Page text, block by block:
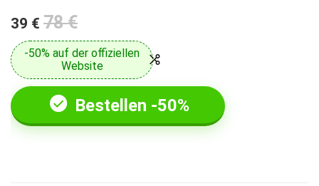
39 € 78 €
-50% auf der offiziellen
Website
Bestellen -50%